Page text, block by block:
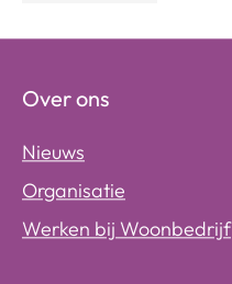
Over ons
Nieuws
Organisatie
Werken bij Woonbedrijf